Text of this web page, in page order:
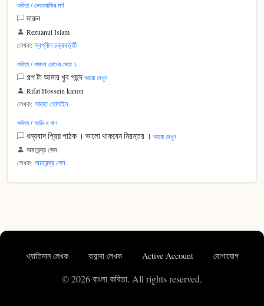
কবিতা / ভেতরবাড়ির মর্গ
দারুন
Rezuanul Islam
লেখক: স্বপ্নীল চক্রবর্ত্তী
কবিতা / কাজল চোখের মেয়ে ২
গল্প টা আমার খুব পছন্দ আরো দেখুন
Rifat Hossein kanon
লেখক: সাদাত হোসাইন
কবিতা / আমি-র ঋণ
ধন্যবাদ প্রিয় পাঠক । ভালো থাকবেন নিরন্তর । আরো দেখুন
অমরেন্দ্র সেন
লেখক: অমরেন্দ্র সেন
খ্যাতিমান লেখক বারান্দা লেখক Active Account যোগাযোগ
© 2026 বাংলা কবিতা. All rights reserved.